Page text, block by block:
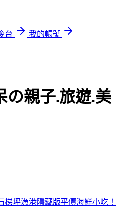
台
我的帳號
親子.旅遊.美
坪漁港隱藏版平價海鮮小吃！